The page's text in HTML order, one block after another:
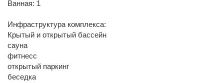
Ванная: 1
Инфраструктура комплекса:
Крытый и открытый бассейн
сауна
фитнесс
открытый паркинг
беседка